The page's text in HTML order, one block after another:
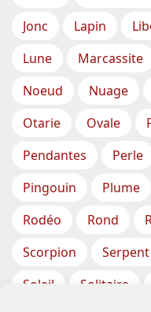
Jonc
Lapin
Lune
Marcassite
Noeud
Nuage
Otarie
Ovale
Pendantes
Perle
Pingouin
Plume
Rodéo
Rond
Scorpion
Serpent
Soleil
Solitaire